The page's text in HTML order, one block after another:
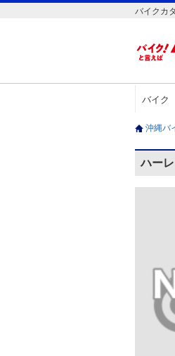
バイクカ
バイク
沖縄バ
ハー